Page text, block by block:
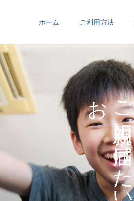
ホーム ご利用方法
ご
に
け
た
い
お
の
の